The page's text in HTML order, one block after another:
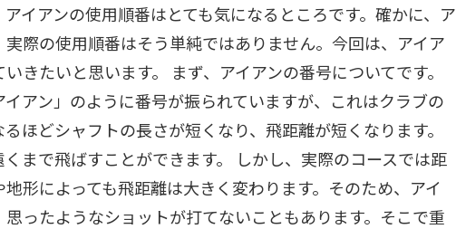
イアンの使用順番はとても気になるところです。確かに、ア
際の使用順番はそう単純ではありません。今回は、アイア
きたいと思います。 まず、アイアンの番号についてです。
アン」のように番号が振られていますが、これはクラブの
ほどシャフトの長さが短くなり、飛距離が短くなります。
まで飛ばすことができます。 しかし、実際のコースでは距
形によっても飛距離は大きく変わります。そのため、アイ
ったようなショットが打てないこともあります。そこで重